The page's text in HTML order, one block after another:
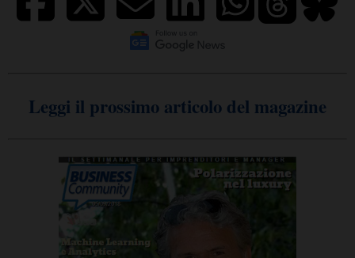
Leggi il prossimo articolo del magazine